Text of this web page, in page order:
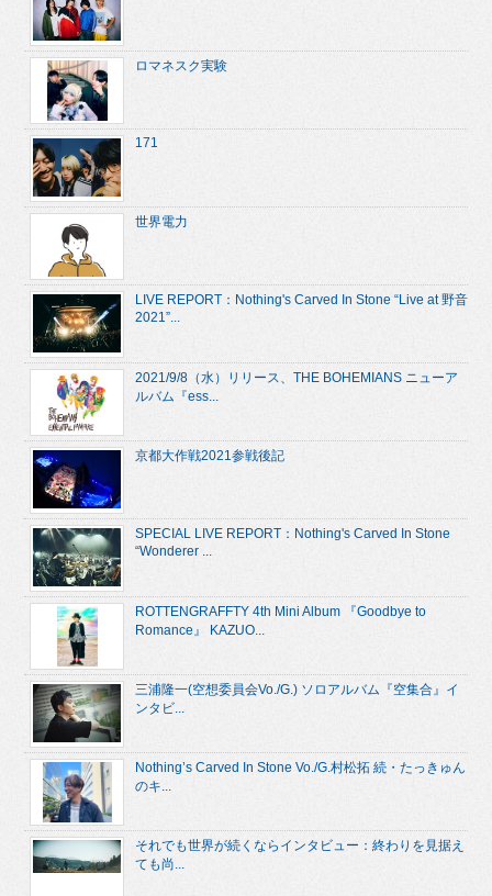
ロマネスク実験
171
世界電力
LIVE REPORT：Nothing's Carved In Stone “Live at 野音
2021”...
2021/9/8（水）リリース、THE BOHEMIANS ニューア
ルバム『ess...
京都大作戦2021参戦後記
SPECIAL LIVE REPORT：Nothing's Carved In Stone
“Wonderer ...
ROTTENGRAFFTY 4th Mini Album 『Goodbye to
Romance』 KAZUO...
三浦隆一(空想委員会Vo./G.) ソロアルバム『空集合』イ
ンタビ...
Nothing’s Carved In Stone Vo./G.村松拓 続・たっきゅん
のキ...
それでも世界が続くならインタビュー：終わりを見据え
ても尚...